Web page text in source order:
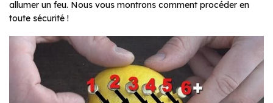
allumer un feu. Nous vous montrons comment procéder en
toute sécurité !